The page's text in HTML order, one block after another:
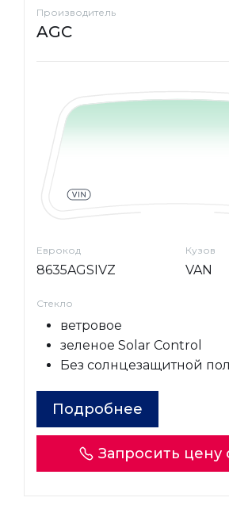
Производитель
AGC
Еврокод
8635AGSIVZ
Кузов
VAN
Стекло
ветровое
зеленое Solar Control
Без солнцезащитной
Подробнее
Запросить цену